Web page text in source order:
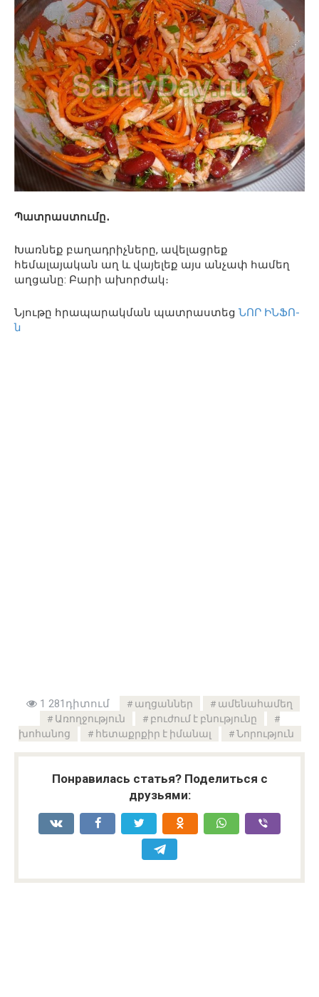
Պատրաստումը․
Խառնեք բաղադրիչները, ավելացրեք
հեմալայական աղ և վայելեք այս անչափ համեղ
աղցանը: Բարի ախորժակ։
Նյութը հրապարակման պատրաստեց ՆՈՐ ԻՆՖՈ-
ն
1 281դիտում աղցաններ
ամենահամեղ
Առողջություն
բուժում է բնությունը
խոհանոց
հետաքրքիր է իմանալ Նորություն
Понравилась статья? Поделиться с
друзьями: